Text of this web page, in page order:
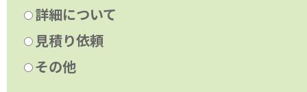
詳細について
見積り依頼
その他